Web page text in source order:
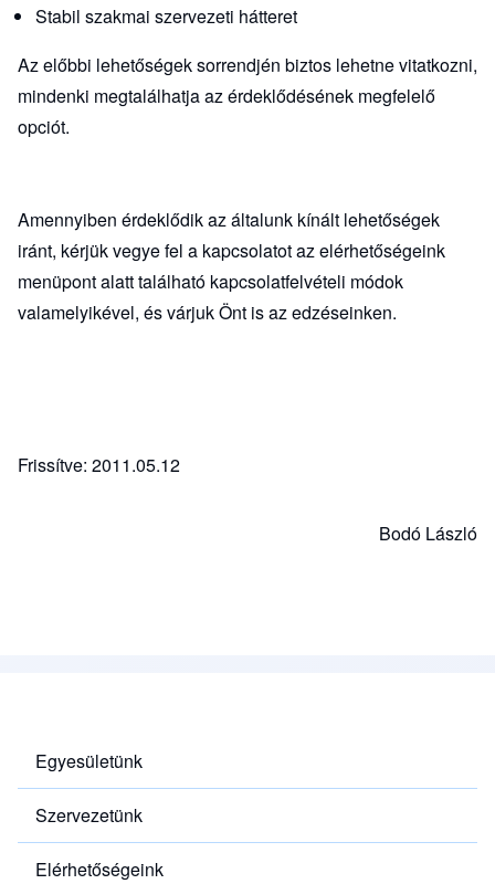
Stabil szakmai szervezeti hátteret
Az előbbi lehetőségek sorrendjén biztos lehetne vitatkozni,
mindenki megtalálhatja az érdeklődésének megfelelő
opciót.
Amennyiben érdeklődik az általunk kínált lehetőségek
iránt, kérjük vegye fel a kapcsolatot azelérhetőségeink
menüpont alatt található kapcsolatfelvételi módok
valamelyikével, és várjuk Önt is az edzéseinken.
Frissítve: 2011.05.12
Bodó László
Egyesületünk
Szervezetünk
Elérhetőségeink